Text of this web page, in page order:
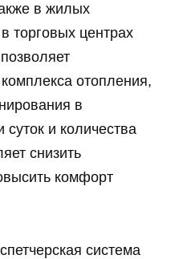
в жилых
торговых центрах
отопления,
в
и количества
снизить
комфорт
система